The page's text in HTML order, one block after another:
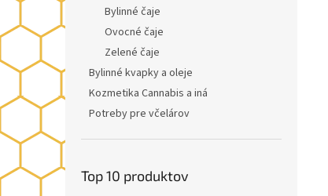
Bylinné čaje
Ovocné čaje
Zelené čaje
Bylinné kvapky a oleje
Kozmetika Cannabis a iná
Potreby pre včelárov
Top 10 produktov